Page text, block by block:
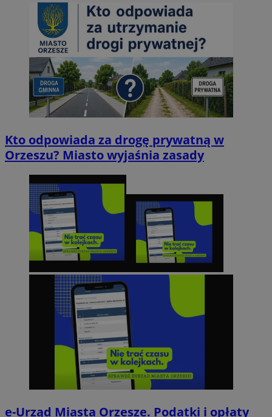
Kto odpowiada za drogę prywatną w
Orzeszu? Miasto wyjaśnia zasady
e-Urząd Miasta Orzesze. Podatki i opłaty